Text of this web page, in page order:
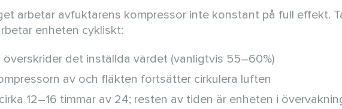
arbetar avfuktarens kompressor inte konstant på full effekt.
enheten cykliskt:
det inställda värdet (vanligtvis 55–60%)
av och fläkten fortsätter cirkulera luften
12–16 timmar av 24; resten av tiden är enheten i